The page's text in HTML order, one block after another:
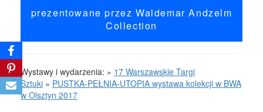
prezentowane przez Waldemar Andzelm
Collection
Wystawy i wydarzenia: » 17 Warszawskie Targi
Sztuki » PUSTKA-PEŁNIA-UTOPIA wystawa kolekcji w BWA
w Olsztyn 2017